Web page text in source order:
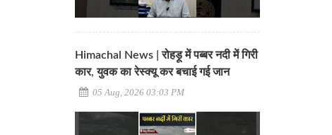
Himachal News | रोहड़ू में पब्बर नदी में गिरी
कार, युवक का रेस्क्यू कर बचाई गई जान
05 Aug, 2026 03:03 PM